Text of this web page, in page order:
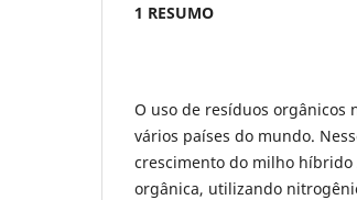
1 RESUMO
O uso de resíduos orgânicos
vários países do mundo.
crescimento do milho híbrido
orgânica, utilizando